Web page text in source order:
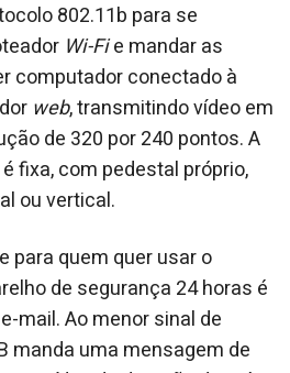
802.11b para se
Wi-Fie mandar as
computador conectado à
web, transmitindo vídeo em
de 320 por 240 pontos. A
fixa, com pedestal próprio,
ou vertical.
para quem quer usar o
de segurança 24 horas é
mail. Ao menor sinal de
manda uma mensagem de